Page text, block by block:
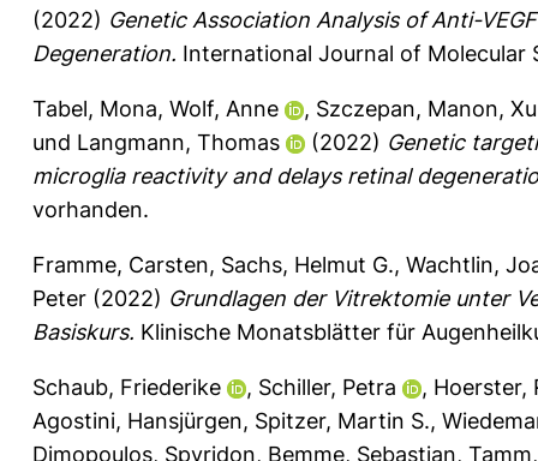
(2022) Genetic Association Analysis of Anti-
Degeneration. International Journal of Molecular
Tabel, Mona, Wolf, Anne , Szczepan, Manon,
und Langmann, Thomas (2022) Genetic
microglia reactivity and delays retinal
vorhanden.
Framme, Carsten, Sachs, Helmut G., Wachtlin,
Peter (2022) Grundlagen der Vitrektomie unter
Basiskurs. Klinische Monatsblätter für
Schaub, Friederike , Schiller, Petra , Hoerster,
Agostini, Hansjürgen, Spitzer, Martin S.,
Dimopoulos, Spyridon, Bemme, Sebastian,